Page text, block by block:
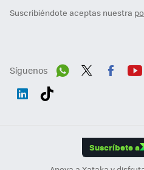
Suscribiéndote aceptas nuestra
Síguenos
Suscríbete a